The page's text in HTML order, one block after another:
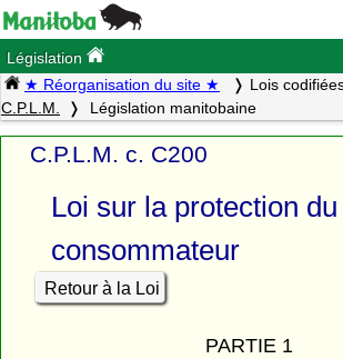
Législation
★ Réorganisation du site ★ Lois
C.P.L.M.
Législation manitobaine
C.P.L.M. c. C200
Loi sur la protection du
consommateur
Retour à la Loi
PARTIE 1